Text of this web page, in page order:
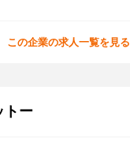
この企業の求人一覧を見る
トー